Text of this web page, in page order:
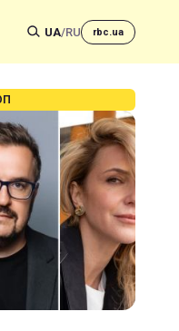
UA/RU rbc.ua